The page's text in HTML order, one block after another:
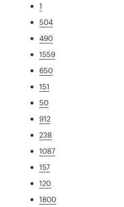
1
504
490
1559
650
151
50
912
238
1087
157
120
1800